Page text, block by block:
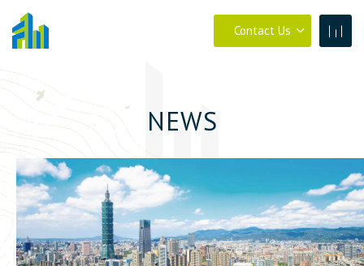
Contact Us
04-23273030
0800-399288
NEWS